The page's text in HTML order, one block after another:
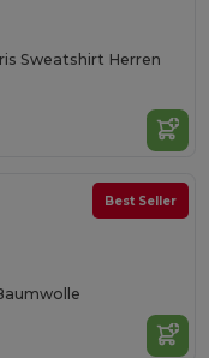
Sweatshirt Herren
Best Seller